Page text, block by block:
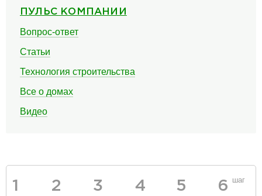
ПУЛЬС КОМПАНИИ
Вопрос-ответ
Статьи
Технология строительства
Все о домах
Видео
1 2 3 4 5 6 шаг